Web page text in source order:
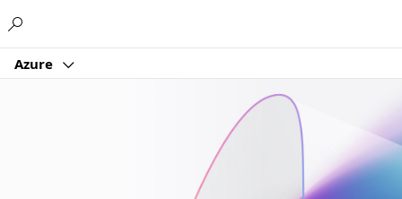
Azure